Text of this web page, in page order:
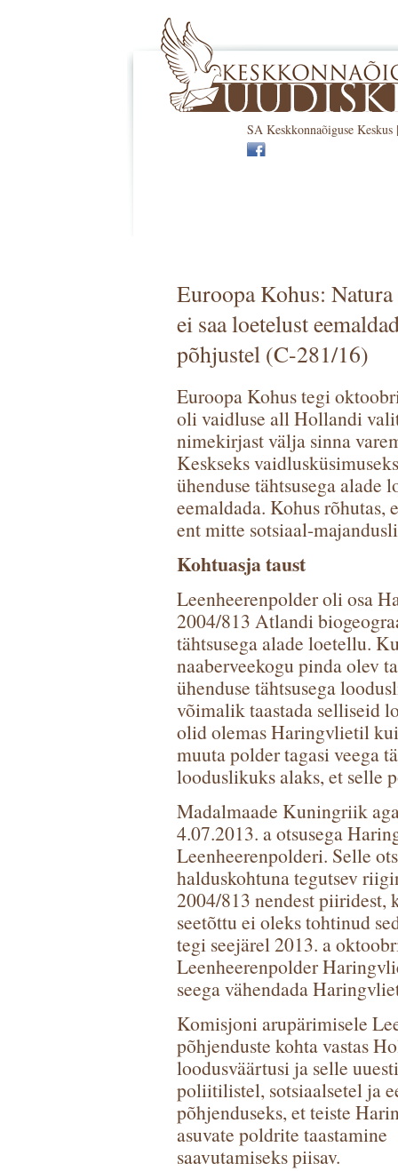
SA Keskkonnaõiguse
Euroopa Kohus:
ei saa loetelust
põhjustel (C-281/16)
Euroopa Kohus tegi
oli vaidluse all Hollandi
nimekirjast välja sinna
Keskseks
ühenduse tähtsusega
eemaldada. Kohus
ent mitte sotsiaal-
Kohtuasja taust
Leenheerenpolder oli osa
2004/813 Atlandi
tähtsusega alade loetellu.
naaberveekogu pinda olev
ühenduse tähtsusega
võimalik taastada selliseid
olid olemas Haringvlietil
muuta polder tagasi veega
looduslikuks alaks, et selle
Madalmaade Kuningriik
4.07.2013. a otsusega
Leenheerenpolderi. Selle
halduskohtuna tegutsev
2004/813 nendest piiridest,
seetõttu ei oleks tohtinud
tegi seejärel 2013. a
Leenheerenpolder
seega vähendada
Komisjoni arupärimisele
põhjenduste kohta vastas
loodusväärtusi ja selle
poliitilistel, sotsiaalsetel ja
põhjenduseks, et teiste
asuvate poldrite
saavutamiseks piisav.